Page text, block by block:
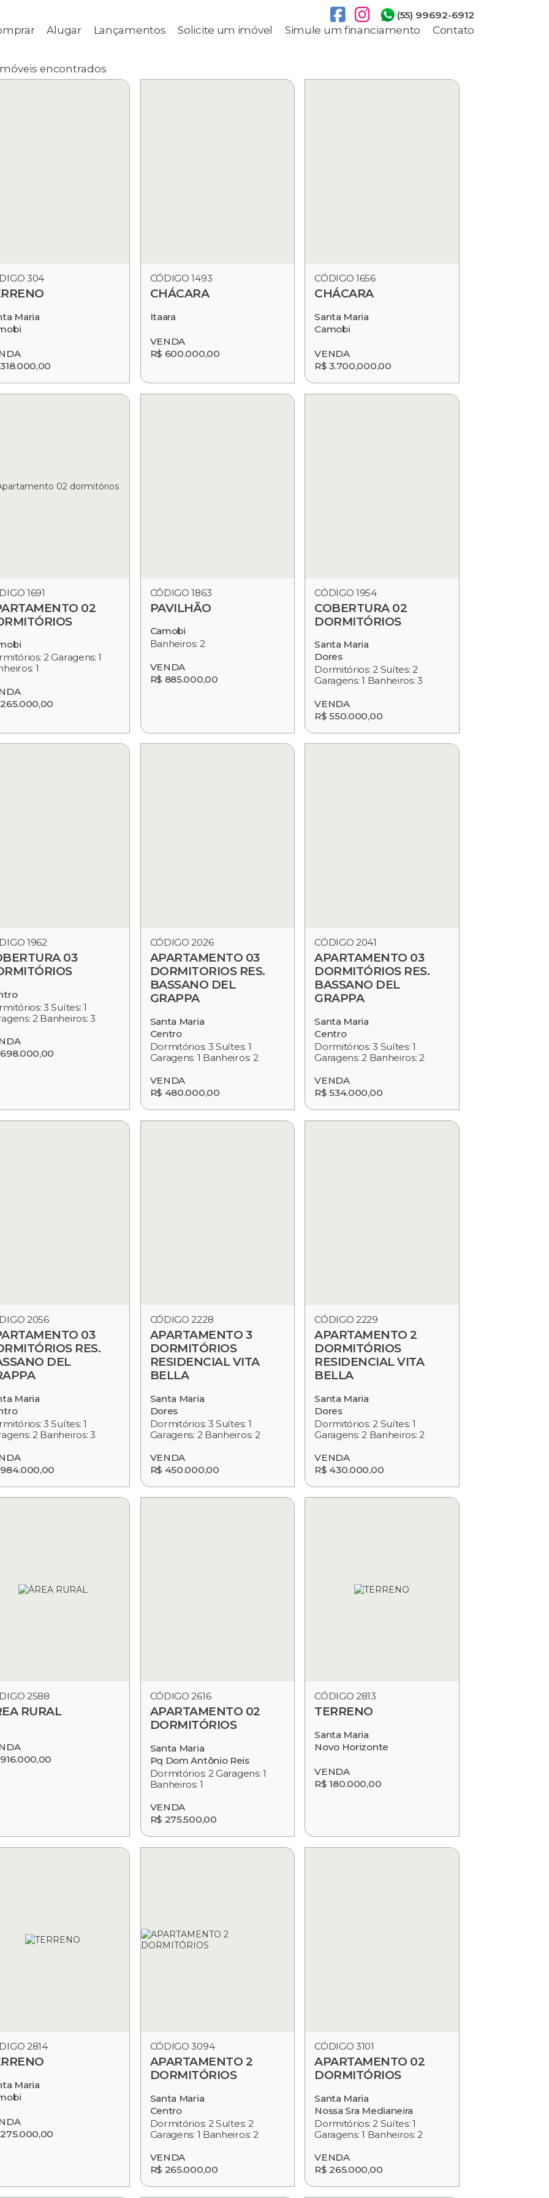
(55) 99692-6912
Alugar Lançamentos Solicite um imóvel Simule um financiamento Contato
encontrados
304
Maria
CÓDIGO 1493
CHÁCARA
Itaara
VENDA
R$ 600.000,00
CÓDIGO 1656
CHÁCARA
Santa Maria
Camobi
VENDA
R$ 3.700,000,00
1691
02
2 Garagens: 1
1
265.000,00
CÓDIGO 1863
PAVILHÃO
Camobi
Banheiros: 2
VENDA
R$ 885.000,00
CÓDIGO 1954
COBERTURA 02
DORMITÓRIOS
Santa Maria
Dores
Dormitórios: 2 Suítes: 2
Garagens: 1 Banheiros: 3
VENDA
R$ 550.000,00
1962
03
3 Suítes: 1
2 Banheiros: 3
698.000,00
CÓDIGO 2026
APARTAMENTO 03
DORMITORIOS RES.
BASSANO DEL
GRAPPA
Santa Maria
Centro
Dormitórios: 3 Suítes: 1
Garagens: 1 Banheiros: 2
VENDA
R$ 480.000,00
CÓDIGO 2041
APARTAMENTO 03
DORMITÓRIOS RES.
BASSANO DEL
GRAPPA
Santa Maria
Centro
Dormitórios: 3 Suítes: 1
Garagens: 2 Banheiros: 2
VENDA
R$ 534.000,00
2056
03
RES.
DEL
Maria
3 Suítes: 1
2 Banheiros: 3
984.000,00
CÓDIGO 2228
APARTAMENTO 3
DORMITÓRIOS
RESIDENCIAL VITA
BELLA
Santa Maria
Dores
Dormitórios: 3 Suítes: 1
Garagens: 2 Banheiros: 2
VENDA
R$ 450.000,00
CÓDIGO 2229
APARTAMENTO 2
DORMITÓRIOS
RESIDENCIAL VITA
BELLA
Santa Maria
Dores
Dormitórios: 2 Suítes: 1
Garagens: 2 Banheiros: 2
VENDA
R$ 430.000,00
2588
RURAL
CÓDIGO 2616
APARTAMENTO 02
DORMITÓRIOS
Santa Maria
Pq Dom Antônio Reis
Dormitórios: 2 Garagens: 1
Banheiros: 1
VENDA
R$ 275.500,00
CÓDIGO 2813
TERRENO
Santa Maria
Novo Horizonte
VENDA
R$ 180.000,00
2814
Maria
275.000,00
CÓDIGO 3094
APARTAMENTO 2
DORMITÓRIOS
Santa Maria
Centro
Dormitórios: 2 Suítes: 2
Garagens: 1 Banheiros: 2
VENDA
R$ 265.000,00
CÓDIGO 3101
APARTAMENTO 02
DORMITÓRIOS
Santa Maria
Nossa Sra Medianeira
Dormitórios: 2 Suítes: 1
Garagens: 1 Banheiros: 2
VENDA
R$ 265.000,00